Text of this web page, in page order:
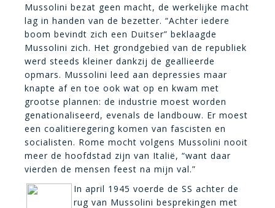
Mussolini bezat geen macht, de werkelijke macht
lag in handen van de bezetter. “Achter iedere
boom bevindt zich een Duitser” beklaagde
Mussolini zich. Het grondgebied van de republiek
werd steeds kleiner dankzij de geallieerde
opmars. Mussolini leed aan depressies maar
knapte af en toe ook wat op en kwam met
grootse plannen: de industrie moest worden
genationaliseerd, evenals de landbouw. Er moest
een coalitieregering komen van fascisten en
socialisten. Rome mocht volgens Mussolini nooit
meer de hoofdstad zijn van Italië, “want daar
vierden de mensen feest na mijn val.”
In april 1945 voerde de SS achter de
rug van Mussolini besprekingen met